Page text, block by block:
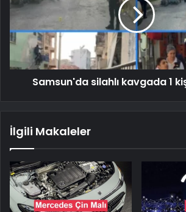
Samsun'da silahlı kavgada 1
İlgili Makaleler